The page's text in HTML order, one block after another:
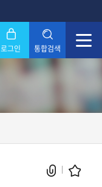
로그인 통합검색
닫기